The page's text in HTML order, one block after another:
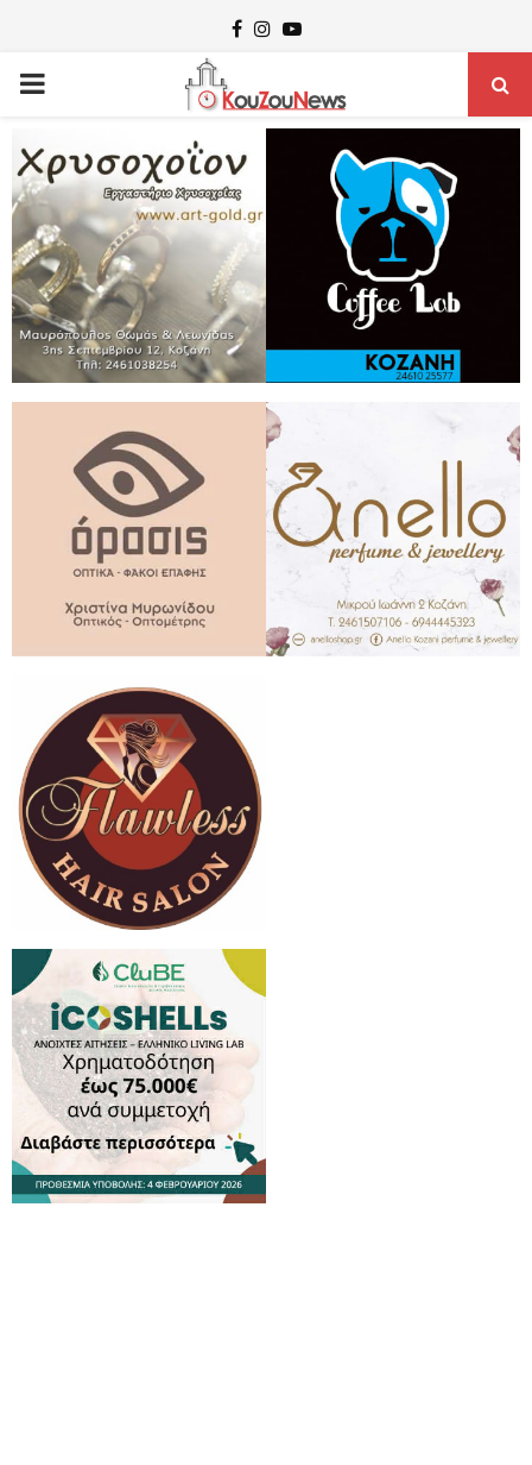
Facebook
Instagram
Youtube
PRIMARY
MENU